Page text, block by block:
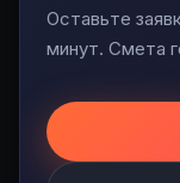
Оставьте
минут. Смета